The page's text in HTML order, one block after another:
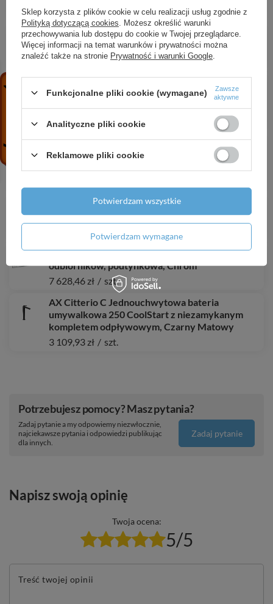
1 740,08 zł / szt.
AX Wall outlet Fine Przyłącze węża, softsquare,
Chrom
259,16 zł / szt.
150 EcoSmart+ z kompletem odpływowym Push-
Open, Biały Matowy
1 903,67 zł / szt.
HG Rebris E Jednouchwytowa bateria wannowa
zgodna z normą EN 1717, podtynkowa do iBox
universal, Chrom
HG Aqittura M91 SodaSystem 210, wyciągana
wylewka, 1jet, sBox, Stal Szlachetna Finish
12 457,81 zł
szt.
HG RainSelect Bateria termostatyczna do 4
odbiorników, podtynkowa, Chrom
7 628,46 zł / szt.
AX Citterio C Jednouchwytowa bateria
umywalkowa 250 CoolStart z niezamykanym
kompletem odpływowym, Czarny Matowy
3 109,93 zł / szt.
Potrzebujesz pomocy? Masz pytania?
Zadaj pytanie a my odpowiemy niezwłocznie,
najciekawsze pytania i odpowiedzi publikując
dla innych.
Zadaj pytanie
Napisz swoją opinię
Twoja ocena:
5/5
Treść twojej opinii
Sklep korzysta z plików cookie w celu realizacji usług zgodnie z
Polityką dotyczącą cookies . Możesz określić warunki
przechowywania lub dostępu do cookie w Twojej przeglądarce.
Więcej informacji na temat warunków i prywatności można
znaleźć także na stronie Prywatność i warunki Google
Funkcjonalne pliki cookie (wymagane)
Zawsze
aktywne
Analityczne pliki cookie
Reklamowe pliki cookie
Potwierdzam wymagane
Potwierdzam wszystkie